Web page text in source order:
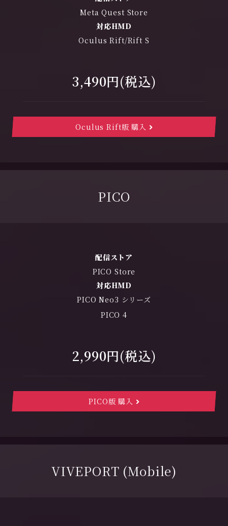
Meta Quest Store
対応HMD
Oculus Rift/Rift S
3,490円(税込)
Oculus Rift版 購入
PICO
配信ストア
PICO Store
対応HMD
PICO Neo3 シリーズ
PICO 4
2,990円(税込)
PICO版 購入
VIVEPORT (Mobile)